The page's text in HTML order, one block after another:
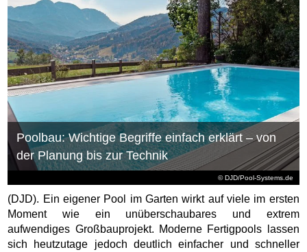
© DJD/Pool-Systems.de
Poolbau: Wichtige Begriffe einfach erklärt – von
der Planung bis zur Technik
(DJD). Ein eigener Pool im Garten wirkt auf viele im ersten
Moment wie ein unüberschaubares und extrem
aufwendiges Großbauprojekt. Moderne Fertigpools lassen
sich heutzutage jedoch deutlich einfacher und schneller